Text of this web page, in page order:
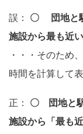
誤： 〇 団地と
施設から最も近
・・・そのため
時間を計算して
正： 〇 団地と
施設から「最も